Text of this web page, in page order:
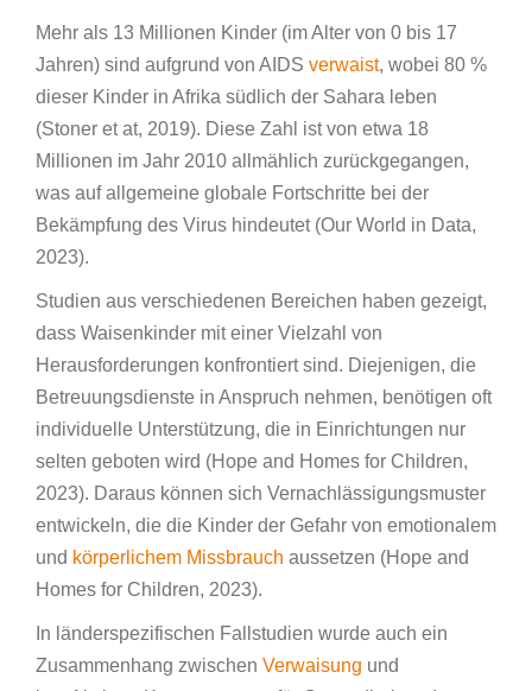
Mehr als 13 Millionen Kinder (im Alter von 0 bis 17
Jahren) sind aufgrund von AIDS verwaist, wobei 80 %
dieser Kinder in Afrika südlich der Sahara leben
(Stoner et at, 2019). Diese Zahl ist von etwa 18
Millionen im Jahr 2010 allmählich zurückgegangen,
was auf allgemeine globale Fortschritte bei der
Bekämpfung des Virus hindeutet (Our World in Data,
2023).
Studien aus verschiedenen Bereichen haben gezeigt,
dass Waisenkinder mit einer Vielzahl von
Herausforderungen konfrontiert sind. Diejenigen, die
Betreuungsdienste in Anspruch nehmen, benötigen oft
individuelle Unterstützung, die in Einrichtungen nur
selten geboten wird (Hope and Homes for Children,
2023). Daraus können sich Vernachlässigungsmuster
entwickeln, die die Kinder der Gefahr von emotionalem
und körperlichem Missbrauch aussetzen (Hope and
Homes for Children, 2023).
In länderspezifischen Fallstudien wurde auch ein
Zusammenhang zwischen Verwaisung und